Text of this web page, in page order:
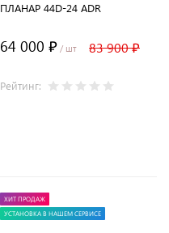
ПЛАНАР 44D-24 ADR
64 000 ₽ / шт 83 900 ₽
Рейтинг:
ХИТ ПРОДАЖ
УСТАНОВКА В НАШЕМ СЕРВИСЕ